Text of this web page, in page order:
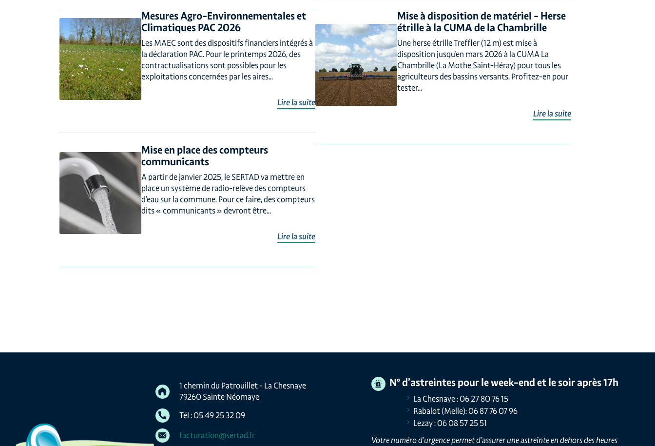
Mesures Agro-Environnementales et
Climatiques PAC 2026
Les MAEC sont des dispositifs financiers intégrés à
la déclaration PAC. Pour le printemps 2026, des
contractualisations sont possibles pour les
exploitations concernées par les aires...
Lire la suite
Mise à disposition de matériel – Herse
étrille à la CUMA de la Chambrille
Une herse étrille Treffler (12 m) est mise à
disposition jusqu'en mars 2026 à la CUMA La
Chambrille (La Mothe Saint-Héray) pour tous les
agriculteurs des bassins versants. Profitez-en pour
tester...
Lire la suite
Mise en place des compteurs
communicants
A partir de janvier 2025, le SERTAD va mettre en
place un système de radio-relève des compteurs
d’eau sur la commune. Pour ce faire, des compteurs
dits « communicants » devront être...
Lire la suite
1 chemin du Patrouillet - La Chesnaye
79260 Sainte Néomaye
Tél : 05 49 25 32 09
facturation@sertad.fr
N° d’astreintes pour le week-end et le soir après 17h
La Chesnaye : 06 27 80 76 15
Rabalot (Melle): 06 87 76 07 96
Lezay : 06 08 57 25 51
Votre numéro d’urgence permet d’assurer une astreinte en dehors des heures